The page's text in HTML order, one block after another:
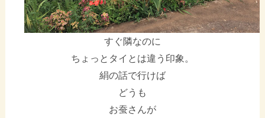
すぐ隣なのに
ちょっとタイとは違う印象。
絹の話で行けば
どうも
お蚕さんが